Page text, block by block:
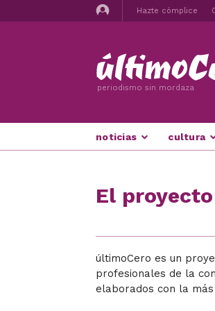
Hazte cómplice
periodismo sin mordaza
noticias cultura
El proyecto
últimoCero es un
profesionales de la
elaborados con la